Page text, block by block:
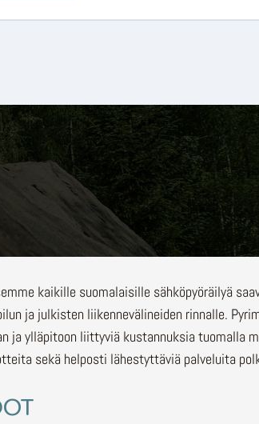
kaikille suomalaisille sähköpyöräilyä
ja julkisten liikennevälineiden rinnalle.
ja ylläpitoon liittyviä kustannuksia tuomalla
sekä helposti lähestyttäviä palveluita